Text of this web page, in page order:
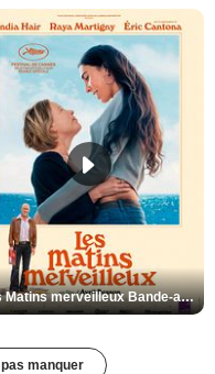
Les Matins merveilleux Bande-annonce VF
manquer